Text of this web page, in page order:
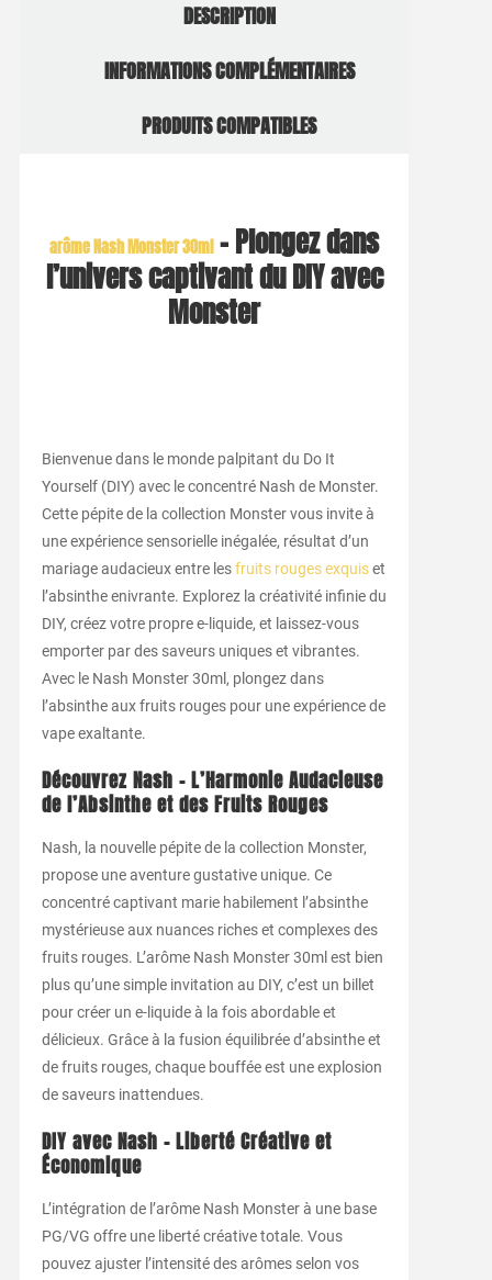
DESCRIPTION
INFORMATIONS COMPLÉMENTAIRES
PRODUITS COMPATIBLES
arôme Nash Monster 30ml– Plongez dans
l’univers captivant du DIY avec
Monster
Bienvenue dans le monde palpitant du Do It
Yourself (DIY) avec le concentré Nash de Monster.
Cette pépite de la collection Monster vous invite à
une expérience sensorielle inégalée, résultat d’un
mariage audacieux entre lesfruits rouges exquiset
l’absinthe enivrante. Explorez la créativité infinie du
DIY, créez votre propre e-liquide, et laissez-vous
emporter par des saveurs uniques et vibrantes.
Avec le Nash Monster 30ml, plongez dans
l’absinthe aux fruits rouges pour une expérience de
vape exaltante.
Découvrez Nash – L’Harmonie Audacieuse
de l’Absinthe et des Fruits Rouges
Nash, la nouvelle pépite de la collection Monster,
propose une aventure gustative unique. Ce
concentré captivant marie habilement l’absinthe
mystérieuse aux nuances riches et complexes des
fruits rouges. L’arôme Nash Monster 30ml est bien
plus qu’une simple invitation au DIY, c’est un billet
pour créer un e-liquide à la fois abordable et
délicieux. Grâce à la fusion équilibrée d’absinthe et
de fruits rouges, chaque bouffée est une explosion
de saveurs inattendues.
DIY avec Nash – Liberté Créative et
Économique
L’intégration de l’arôme Nash Monster à une base
PG/VG offre une liberté créative totale. Vous
pouvez ajuster l’intensité des arômes selon vos